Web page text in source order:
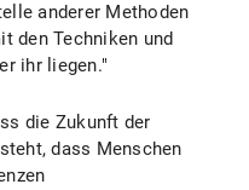
anderer Methoden
den Techniken und
ihr liegen."
die Zukunft der
dass Menschen